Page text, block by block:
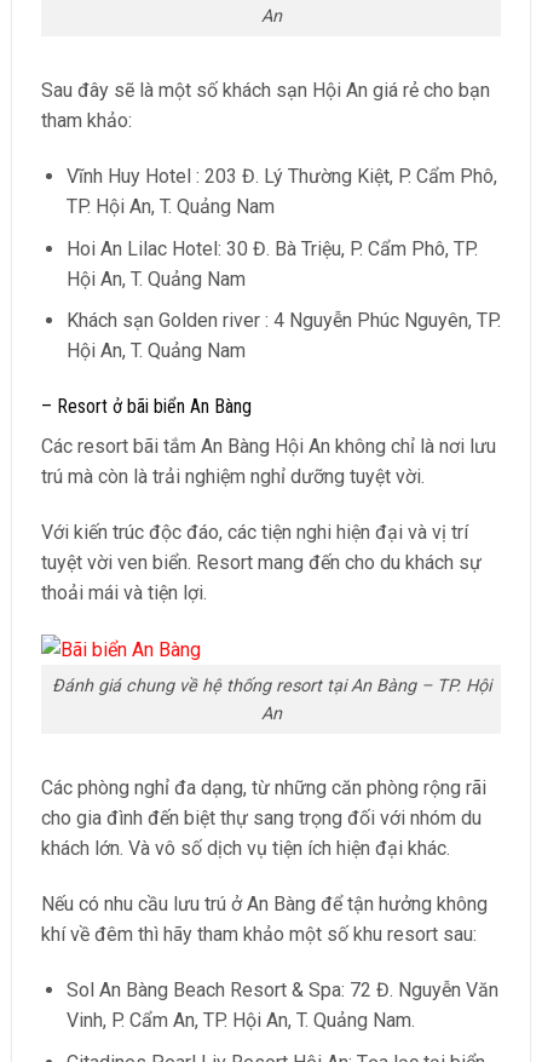
An
Sau đây sẽ là một số khách sạn Hội An giá rẻ cho bạn
tham khảo:
Vĩnh Huy Hotel : 203 Đ. Lý Thường Kiệt, P. Cẩm Phô,
TP. Hội An, T. Quảng Nam
Hoi An Lilac Hotel: 30 Đ. Bà Triệu, P. Cẩm Phô, TP.
Hội An, T. Quảng Nam
Khách sạn Golden river : 4 Nguyễn Phúc Nguyên, TP.
Hội An, T. Quảng Nam
– Resort ở bãi biển An Bàng
Cácresort bãi tắm An Bàng Hội An không chỉ là nơi lưu
trú mà còn là trải nghiệm nghỉ dưỡng tuyệt vời.
Với kiến trúc độc đáo, các tiện nghi hiện đại và vị trí
tuyệt vời ven biển. Resort mang đến cho du khách sự
thoải mái và tiện lợi.
Đánh giá chung về hệ thống resort tại An Bàng – TP. Hội
An
Các phòng nghỉ đa dạng, từ những căn phòng rộng rãi
cho gia đình đến biệt thự sang trọng đối với nhóm du
khách lớn. Và vô số dịch vụ tiện ích hiện đại khác.
Nếu có nhu cầu lưu trú ở An Bàng để tận hưởng không
khí về đêm thì hãy tham khảo một số khu resort sau:
Sol An Bàng Beach Resort & Spa: 72 Đ. Nguyễn Văn
Vinh, P. Cẩm An, TP. Hội An, T. Quảng Nam.